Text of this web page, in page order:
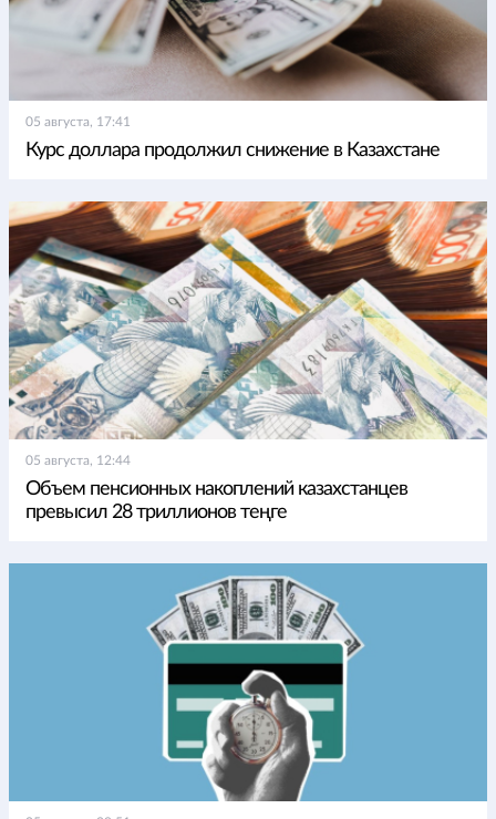
05 августа, 17:41
Курс доллара продолжил снижение в Казахстане
05 августа, 12:44
Объем пенсионных накоплений казахстанцев
превысил 28 триллионов теңге